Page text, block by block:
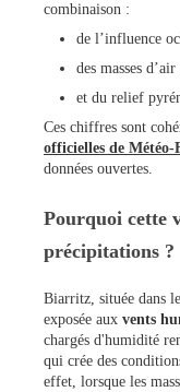
combinaison :
de l’influence
des masses
et du relief
Ces chiffres sont
officielles de Météo-
données ouvertes.
Pourquoi cette
précipitations ?
Biarritz, située dans
exposée aux vents
chargés d'humidité
qui crée des
effet, lorsque les